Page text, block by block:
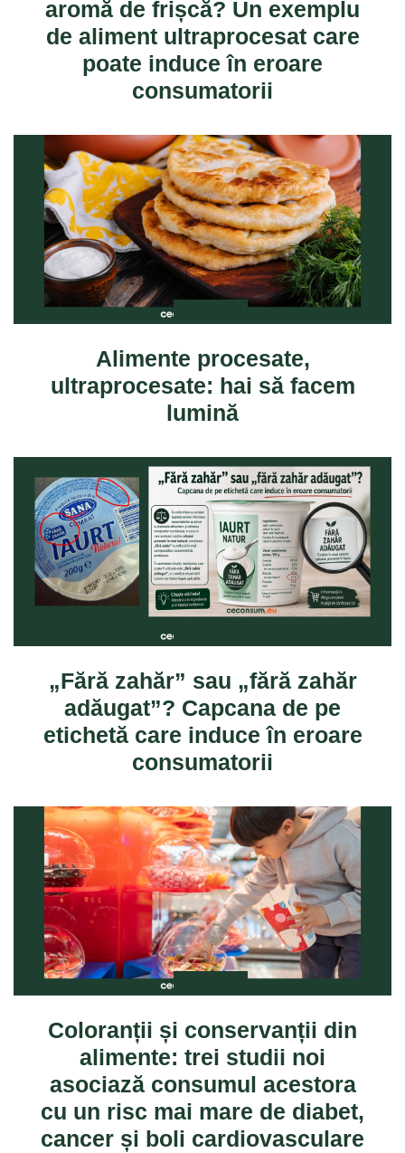
aromă de frișcă? Un exemplu
de aliment ultraprocesat care
poate induce în eroare
consumatorii
Alimente procesate,
ultraprocesate: hai să facem
lumină
„Fără zahăr” sau „fără zahăr
adăugat”? Capcana de pe
etichetă care induce în eroare
consumatorii
Coloranții și conservanții din
alimente: trei studii noi
asociază consumul acestora
cu un risc mai mare de diabet,
cancer și boli cardiovasculare